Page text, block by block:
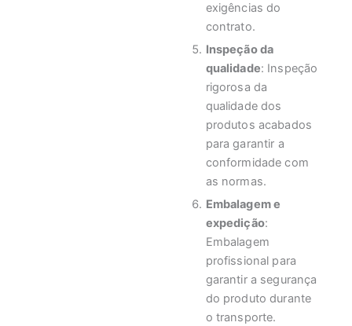
exigências do
contrato.
Inspeção da
qualidade: Inspeção
rigorosa da
qualidade dos
produtos acabados
para garantir a
conformidade com
as normas.
Embalagem e
expedição:
Embalagem
profissional para
garantir a segurança
do produto durante
o transporte.